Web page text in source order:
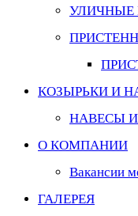
УЛИЧНЫЕ
КОЗЫРЬКИ И
НАВЕСЫ
О КОМПАНИИ
Вакансии
ГАЛЕРЕЯ